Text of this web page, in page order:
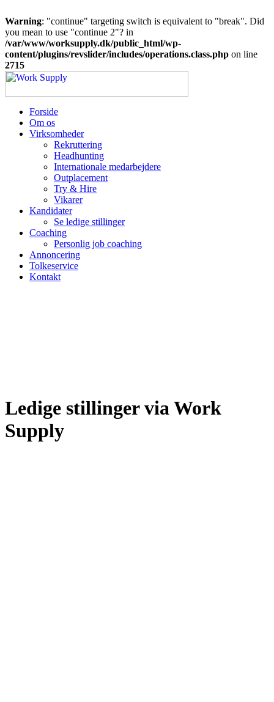
Warning: "continue" targeting switch is equivalent to "break". Did
you mean to use "continue 2"? in
/var/www/worksupply.dk/public_html/wp-
content/plugins/revslider/includes/operations.class.php on line
2715
Forside
Om os
Virksomheder
Rekruttering
Headhunting
Internationale medarbejdere
Outplacement
Try & Hire
Vikarer
Kandidater
Se ledige stillinger
Coaching
Personlig job coaching
Annoncering
Tolkeservice
Kontakt
Ledige stillinger via Work
Supply